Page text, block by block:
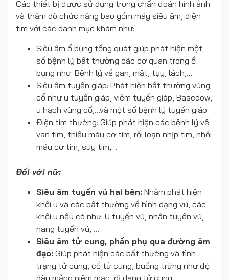
Các thiết bị được sử dụng trong chẩn đoán hình ảnh
và thăm dò chức năng bao gồm máy siêu âm, điện
tim với các danh mục khám như:
Siêu âm ổ bụng tổng quát giúp phát hiện một
số bệnh lý bất thường các cơ quan trong ổ
bụng như: Bệnh lý về gan, mật, tụy, lách,…
Siêu âm tuyến giáp: Phát hiện bất thường vùng
cổ như u tuyến giáp, viêm tuyến giáp, Basedow,
u hạch vùng cổ,…và một số bệnh lý tuyến giáp.
Điện tim thường: Giúp phát hiện các bệnh lý về
van tim, thiếu máu cơ tim, rối loạn nhịp tim, nhồi
máu cơ tim, suy tim,…
Đối với nữ:
Siêu âm tuyến vú hai bên: Nhằm phát hiện
khối u và các bất thường về hình dạng vú, các
khối u nếu có như: U tuyến vú, nhân tuyến vú,
nang tuyến vú, …
Siêu âm tử cung, phần phụ qua đường âm
đạo: Giúp phát hiện các bất thường và tình
trạng tử cung, cổ tử cung, buồng trứng như độ